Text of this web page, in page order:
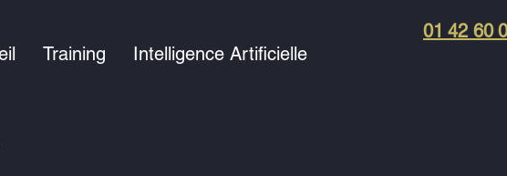
Training Intelligence Artificielle
01 42 60